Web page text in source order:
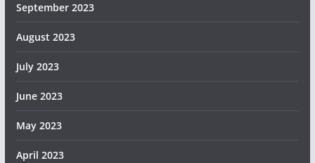
September 2023
August 2023
July 2023
June 2023
May 2023
April 2023